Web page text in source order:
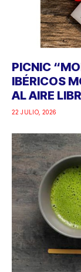
PICNIC
IBÉRICOS
AL AIRE
22 JULIO, 2026